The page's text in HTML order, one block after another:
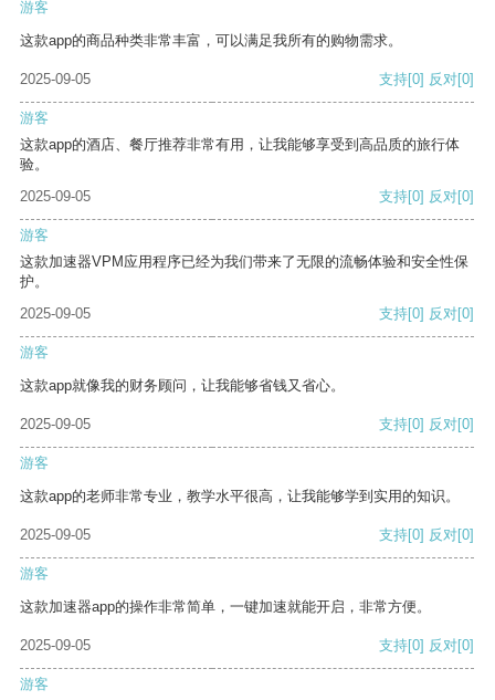
游客
这款app的商品种类非常丰富，可以满足我所有的购物需求。
2025-09-05 支持[0] 反对[0]
游客
这款app的酒店、餐厅推荐非常有用，让我能够享受到高品质的旅行体
验。
2025-09-05
支持[0] 反对[0]
游客
这款加速器VPM应用程序已经为我们带来了无限的流畅体验和安全性保
护。
2025-09-05
支持[0] 反对[0]
游客
这款app就像我的财务顾问，让我能够省钱又省心。
2025-09-05 支持[0] 反对[0]
游客
这款app的老师非常专业，教学水平很高，让我能够学到实用的知识。
2025-09-05 支持[0] 反对[0]
游客
这款加速器app的操作非常简单，一键加速就能开启，非常方便。
2025-09-05 支持[0] 反对[0]
游客